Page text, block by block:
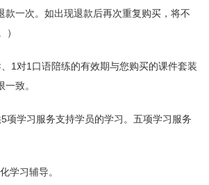
款一次。如出现退款后再次重复购买，将不
）
1对1口语陪练的有效期与您购买的课件套装
致。
项学习服务支持学员的学习。五项学习服务
习辅导。